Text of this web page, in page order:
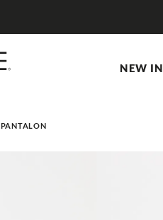
NEW IN
PANTALON